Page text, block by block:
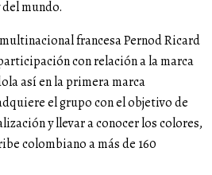
mundo.
francesa Pernod Ricard
con relación a la marca
así en la primera marca
el grupo con el objetivo de
y llevar a conocer los colores,
colombiano a más de 160